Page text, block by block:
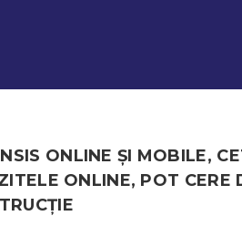
ONLINE ŞI MOBILE,
ONLINE, POT CERE